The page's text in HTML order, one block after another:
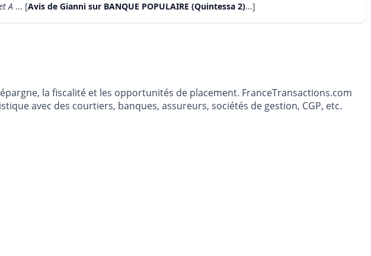
A ... [Avis de Gianni sur BANQUE POPULAIRE (Quintessa 2)...]
la fiscalité et les opportunités de placement. FranceTransactions.com
avec des courtiers, banques, assureurs, sociétés de gestion, CGP, etc.